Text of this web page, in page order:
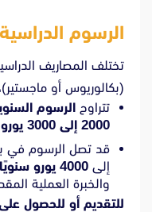
الرسوم الدراسية
تختلف المصاريف
(بكالوريوس أو
تتراوح الرسوم
2000 إلى 3000 يورو
قد تصل الرسوم في
إلى 4000 يورو سنويًا
والخبرة العملية
للتقديم أو للحصول